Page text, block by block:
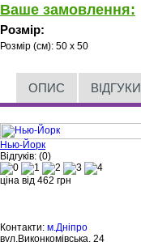
Ваше замовлення:
Розмір:
Розмір (см): 50 x 50
ОПИС ВІДГУКИ
Нью-Йорк
Відгуків: (0)
ціна від 462 грн
Контакти: м.Дніпро
вул.Виконкомівська, 24